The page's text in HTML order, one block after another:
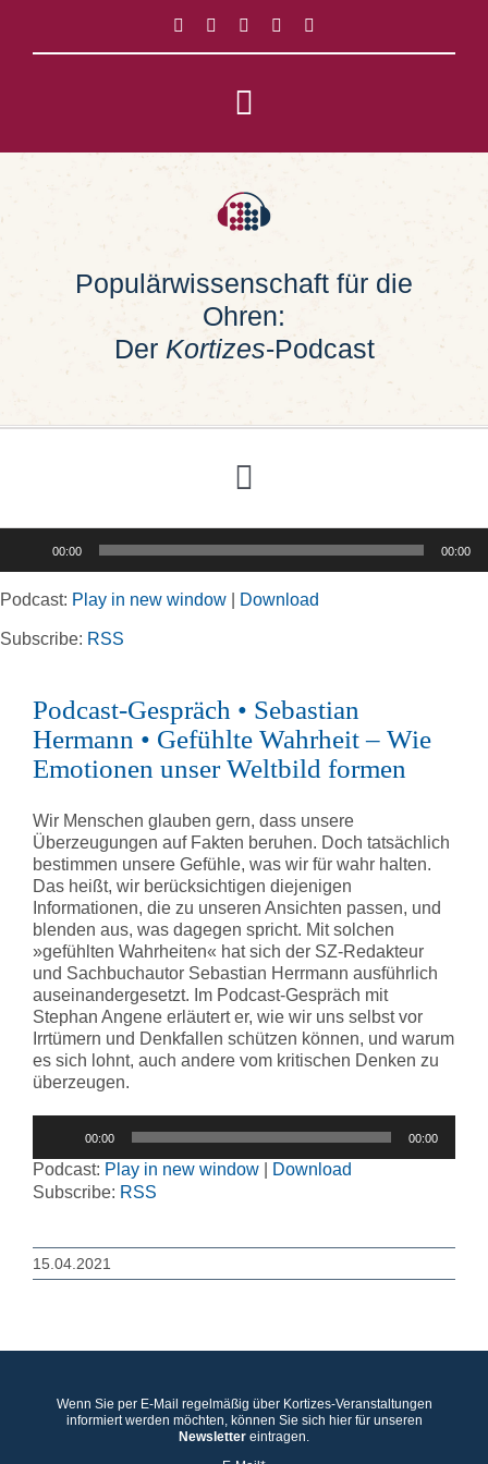
springen
Toggle
Navigation
Impressum
Populärwissenschaft für die
Ohren:
Der Kortizes-Podcast
Toggle
Navigation
Rubriken
Kortizes Website
00:00 00:00
Podcast: Play in new window Download
Subscribe: RSS
Podcast-Gespräch • Sebastian
Hermann • Gefühlte Wahrheit – Wie
Emotionen unser Weltbild formen
Wir Menschen glauben gern, dass unsere
Überzeugungen auf Fakten beruhen. Doch tatsächlich
bestimmen unsere Gefühle, was wir für wahr halten.
Das heißt, wir berücksichtigen diejenigen
Informationen, die zu unseren Ansichten passen, und
blenden aus, was dagegen spricht. Mit solchen
»gefühlten Wahrheiten« hat sich der SZ-Redakteur
und Sachbuchautor Sebastian Herrmann ausführlich
auseinandergesetzt. Im Podcast-Gespräch mit
Stephan Angene erläutert er, wie wir uns selbst vor
Irrtümern und Denkfallen schützen können, und warum
es sich lohnt, auch andere vom kritischen Denken zu
überzeugen.
00:00 00:00
Podcast: Play in new window
Download
Subscribe: RSS
15.04.2021
Wenn Sie per E-Mail regelmäßig über Kortizes-Veranstaltungen
informiert werden möchten, können Sie sich hier für unseren
Newsletter eintragen.